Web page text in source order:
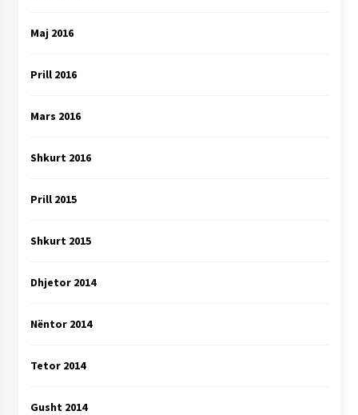
Maj 2016
Prill 2016
Mars 2016
Shkurt 2016
Prill 2015
Shkurt 2015
Dhjetor 2014
Nëntor 2014
Tetor 2014
Gusht 2014